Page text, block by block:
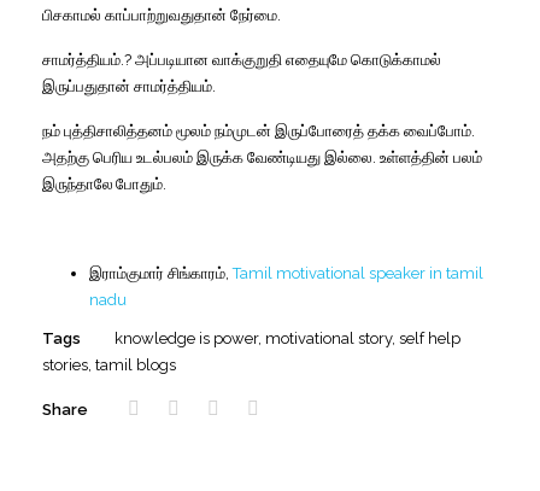
பிசகாமல் காப்பாற்றுவதுதான் நேர்மை.
சாமர்த்தியம். ? அப்படியான வாக்குறுதி எதையுமே கொடுக்காமல்
இருப்பதுதான் சாமர்த்தியம்.
நம் புத்திசாலித்தனம் மூலம் நம்முடன் இருப்போரைத் தக்க வைப்போம்.
அதற்கு பெரிய உடல்பலம் இருக்க வேண்டியது இல்லை. உள்ளத்தின் பலம்
இருந்தாலே போதும்.
இராம்குமார் சிங்காரம்,Tamil motivational speaker in tamil
nadu
Tags knowledge is power, motivational story, self help
stories tamil blogs
Share